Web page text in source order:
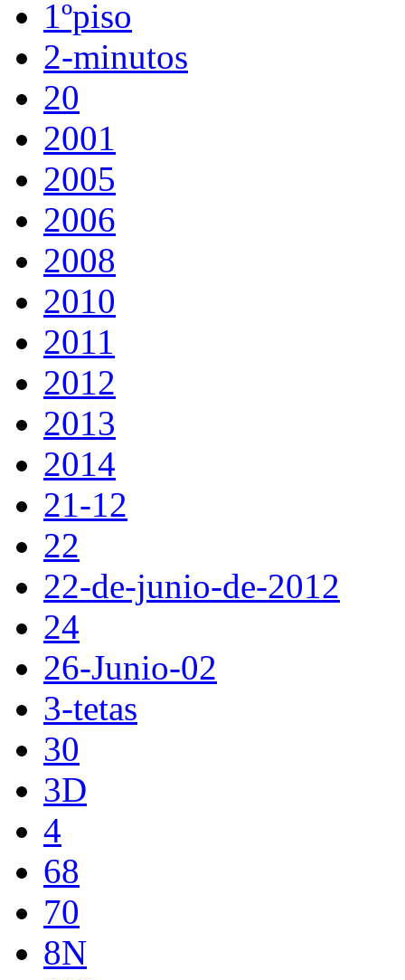
1ºpiso
2-minutos
20
2001
2005
2006
2008
2010
2011
2012
2013
2014
21-12
22
22-de-junio-de-2012
24
26-Junio-02
3-tetas
30
3D
4
68
70
8N